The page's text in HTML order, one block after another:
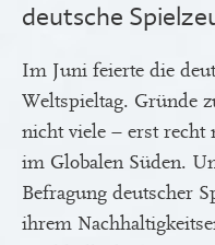
deutsche
Im Juni feierte die
Weltspieltag. Gründe
nicht viele – erst
im Globalen Süden.
Befragung deutscher
ihrem